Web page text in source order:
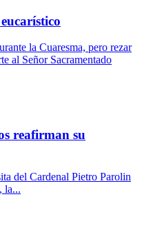
la Cuaresma, pero rezar
al Señor Sacramentado
reafirman su
del Cardenal Pietro Parolin
la...